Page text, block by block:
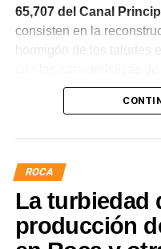
65,707 del Canal
consisten en la
hormigón de los taludes
La obra incluye la
requieren, la ejecución
hormigón reforzado con
juntas para mejorar la
Desde el DPA
parte del plan de
ROCA
La turbiedad
producción